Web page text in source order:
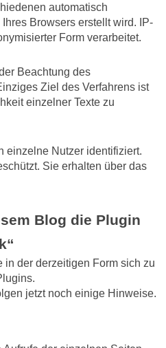
automatisch
Browsers erstellt wird. IP-
Form verarbeitet.
Beachtung des
Ziel des Verfahrens ist
einzelner Texte zu
einzelne Nutzer identifiziert.
Sie erhalten über das
Blog die Plugin
in der derzeitigen Form sich zu
jetzt noch einige Hinweise.